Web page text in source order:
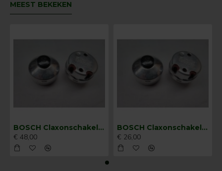
MEEST BEKEKEN
BOSCH Claxonschakelaar opbouw ⌀ 35 mm 0343013001
€ 48,00
BOSCH Claxonschakelaar opbouw ⌀26 mm 0343007001
€ 26,00